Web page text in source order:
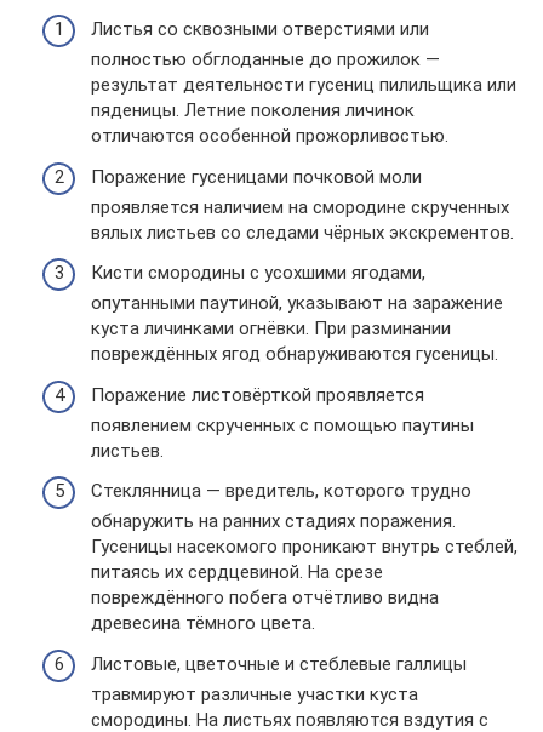
Листья со сквозными отверстиями или
полностью обглоданные до прожилок —
результат деятельности гусениц пилильщика или
пяденицы. Летние поколения личинок
отличаются особенной прожорливостью.
Поражение гусеницами почковой моли
проявляется наличием на смородине скрученных
вялых листьев со следами чёрных экскрементов.
Кисти смородины с усохшими ягодами,
опутанными паутиной, указывают на заражение
куста личинками огнёвки. При разминании
повреждённых ягод обнаруживаются гусеницы.
Поражение листовёрткой проявляется
появлением скрученных с помощью паутины
листьев.
Стеклянница — вредитель, которого трудно
обнаружить на ранних стадиях поражения.
Гусеницы насекомого проникают внутрь стеблей,
питаясь их сердцевиной. На срезе
повреждённого побега отчётливо видна
древесина тёмного цвета.
Листовые, цветочные и стеблевые галлицы
травмируют различные участки куста
смородины. На листьях появляются вздутия с